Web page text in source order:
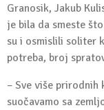
Granosik, Jakub
je bila da smeste
su i osmislili soliter
potreba, broj
– Sve više prirodnih
suočavamo sa